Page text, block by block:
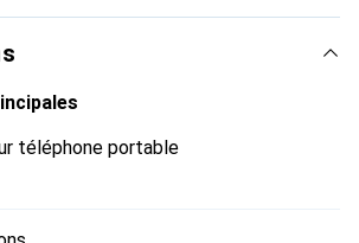
Noreve est un choix sûr pour une
téléphone portable